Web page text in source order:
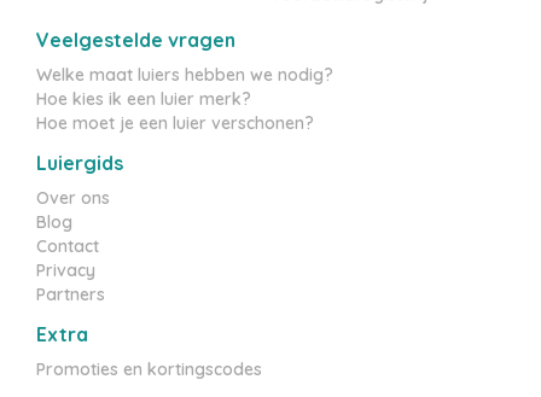
Welke maat luiers hebben we nodig?
Hoe kies ik een luier merk?
Hoe moet je een luier verschonen?
Over ons
Blog
Contact
Privacy
Partners
Promoties en kortingscodes